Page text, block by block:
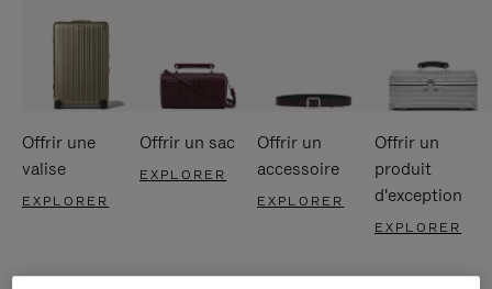
Offrir une
valise
EXPLORER
Offrir un sac
EXPLORER
Offrir un
accessoire
EXPLORER
Offrir un
produit
d'exception
EXPLORER